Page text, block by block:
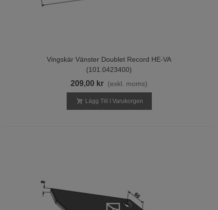
Vingskär Vänster Doublet Record HE-VA
(101.0423400)
209,00 kr (exkl. moms)
Lägg Till I Varukorgen